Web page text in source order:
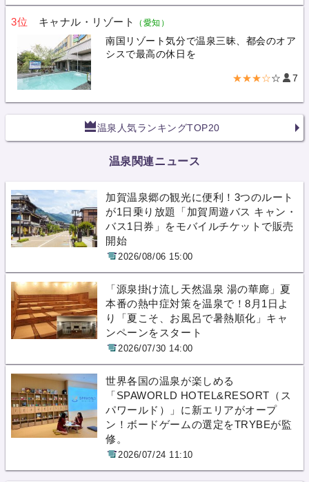
3位 キャナル・リゾート （愛知）
南国リゾート気分で温泉三昧、都会のオア
シスで最高の休日を
★★★☆☆ 7
温泉人気ランキングTOP20
温泉関連ニュース
加賀温泉郷の観光に便利！3つのルート
が1日乗り放題「加賀周遊バス キャン・
バス1日券」をモバイルチケットで販売
開始
2026/08/06 15:00
「源泉掛け流し天然温泉 湯の華廊」夏
本番の熱中症対策を温泉で！8月1日よ
り「夏こそ、お風呂で暑熱順化」キャ
ンペーンをスタート
2026/07/30 14:00
世界各国の温泉が楽しめる
「SPAWORLD HOTEL&RESORT（ス
パワールド）」に新エリアがオープ
ン！ボードゲームの選定をTRYBEが監
修。
2026/07/24 11:10